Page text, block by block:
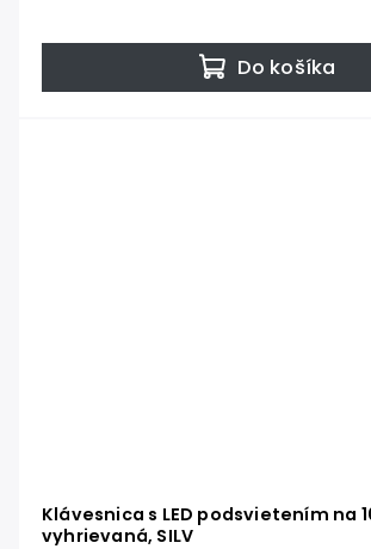
Do košíka
Klávesnica s LED podsvietením na
vyhrievaná, SILV